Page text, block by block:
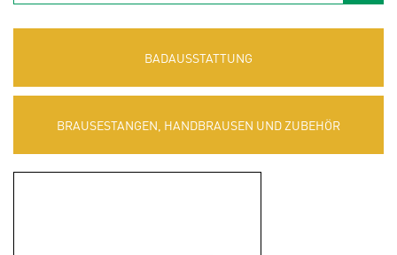
BADAUSSTATTUNG
BRAUSESTANGEN, HANDBRAUSEN UND ZUBEHÖR